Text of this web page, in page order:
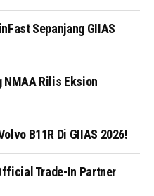
Sepanjang GIIAS
NMAA Rilis Eksion
B11R Di GIIAS 2026!
Trade-In Partner